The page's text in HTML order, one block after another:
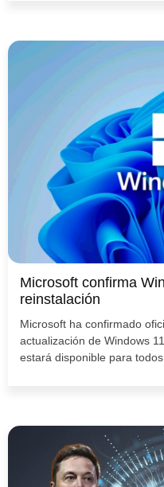
Microsoft confirma
reinstalación
Microsoft ha confirmado
actualización de Windows
estará disponible para